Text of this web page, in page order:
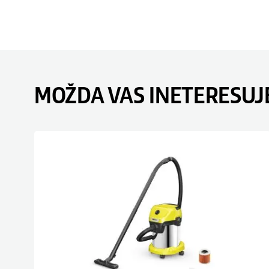
MOŽDA VAS